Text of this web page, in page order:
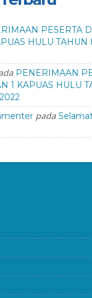
PESERTA
HULU TAHUN
PENERIMAAN
1 KAPUAS HULU
pada